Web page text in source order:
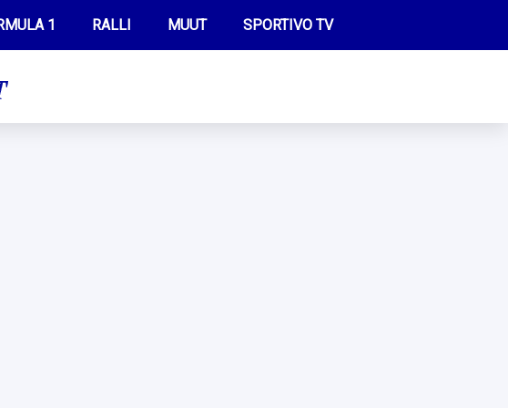
1 RALLI MUUT SPORTIVO TV